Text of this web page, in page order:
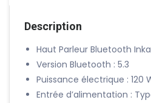
Description
Haut Parleur Bluetooth
Version Bluetooth : 5.3
Puissance électrique : 120
Entrée d’alimentation :